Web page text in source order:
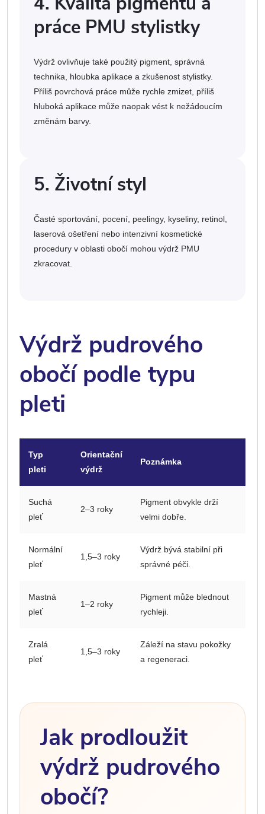
práce PMU stylistky
Výdrž ovlivňuje také použitý pigment, správná
technika, hloubka aplikace a zkušenost stylistky.
Příliš povrchová práce může rychle zmizet, příliš
hluboká aplikace může naopak vést k nežádoucím
změnám barvy.
5. Životní styl
Časté sportování, pocení, peelingy, kyseliny, retinol,
laserová ošetření nebo intenzivní kosmetické
procedury v oblasti obočí mohou výdrž PMU
zkracovat.
Výdrž pudrového
obočí podle typu
pleti
Typ
pleti
Orientační
výdrž
Poznámka
Suchá
pleť
2–3 roky
Pigment obvykle drží
velmi dobře.
Normální
pleť
1,5–3 roky
Výdrž bývá stabilní při
správné péči.
Mastná
pleť
1–2 roky
Pigment může blednout
rychleji.
Zralá
pleť
1,5–3 roky
Záleží na stavu pokožky
a regeneraci.
Jak prodloužit
výdrž pudrového
obočí?